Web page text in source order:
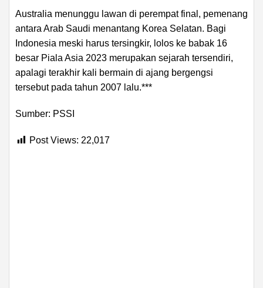
Australia menunggu lawan di perempat final, pemenang
antara Arab Saudi menantang Korea Selatan. Bagi
Indonesia meski harus tersingkir, lolos ke babak 16
besar Piala Asia 2023 merupakan sejarah tersendiri,
apalagi terakhir kali bermain di ajang bergengsi
tersebut pada tahun 2007 lalu.***
Sumber: PSSI
Post Views: 22,017